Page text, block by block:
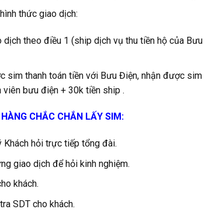
thức giao dịch:
theo điều 1 (ship dịch vụ thu tiền hộ của Bưu
sim thanh toán tiền với Bưu Điện, nhận được sim
viên bưu điện + 30k tiền ship .
CHẮC CHẮN LẤY SIM:
hỏi trực tiếp tổng đài.
giao dịch để hỏi kinh nghiệm.
khách.
SDT cho khách.